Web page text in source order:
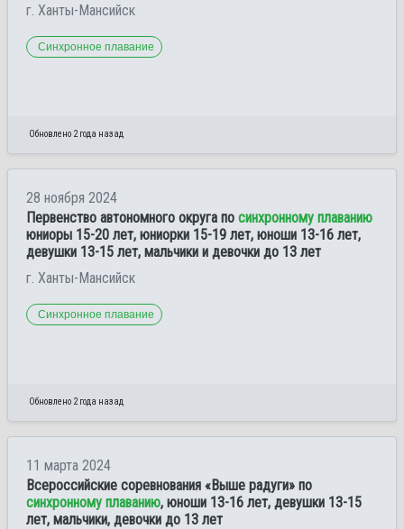
г. Ханты-Мансийск
Синхронное плавание
Обновлено 2 года назад
28 ноября 2024
Первенство автономного округа по синхронному плаванию
юниоры 15-20 лет, юниорки 15-19 лет, юноши 13-16 лет,
девушки 13-15 лет, мальчики и девочки до 13 лет
г. Ханты-Мансийск
Синхронное плавание
Обновлено 2 года назад
11 марта 2024
Всероссийские соревнования «Выше радуги» по
синхронному плаванию, юноши 13-16 лет, девушки 13-15
лет, мальчики, девочки до 13 лет